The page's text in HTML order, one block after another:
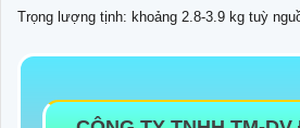
Trọng lượng tịnh: khoảng 2.8-3.9 kg tuỳ